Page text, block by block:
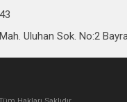
Uluhan Sok. No:2